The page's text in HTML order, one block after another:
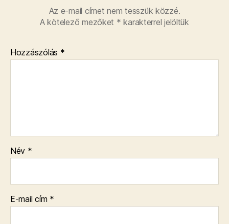
Az e-mail címet nem tesszük közzé.
A kötelező mezőket * karakterrel jelöltük
Hozzászólás *
Név *
E-mail cím *